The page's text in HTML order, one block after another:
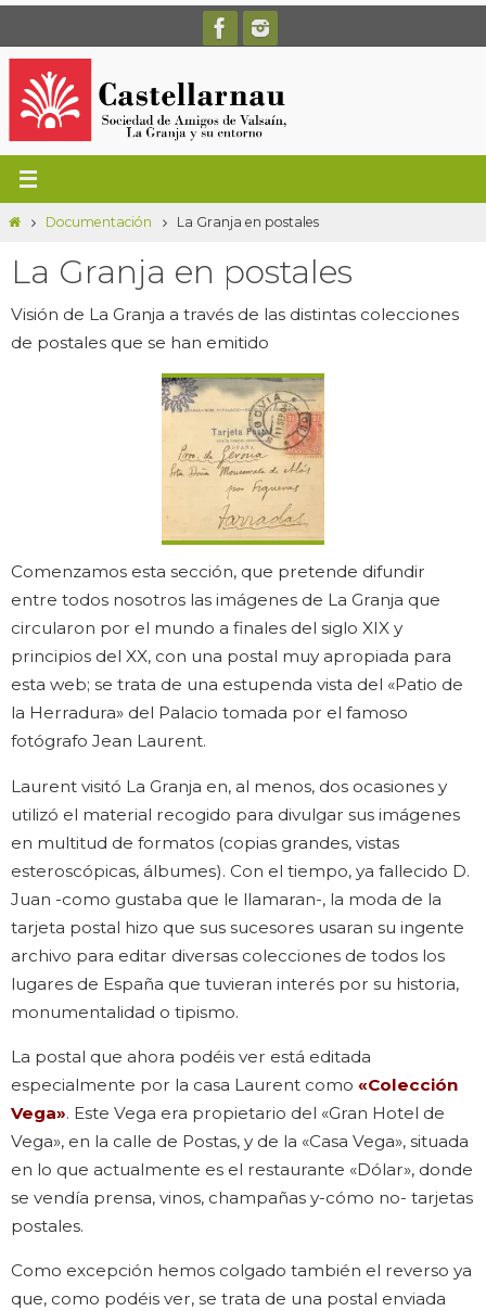
al
contenido
InicioDocumentación La Granja en postales
La Granja en postales
Visión de La Granja a través de las distintas colecciones
de postales que se han emitido
Comenzamos esta sección, que pretende difundir
entre todos nosotros las imágenes de La Granja que
circularon por el mundo a finales del siglo XIX y
principios del XX, con una postal muy apropiada para
esta web; se trata de una estupenda vista del «Patio de
la Herradura» del Palacio tomada por el famoso
fotógrafo Jean Laurent.
Laurent visitó La Granja en, al menos, dos ocasiones y
utilizó el material recogido para divulgar sus imágenes
en multitud de formatos (copias grandes, vistas
esteroscópicas, álbumes). Con el tiempo, ya fallecido D.
Juan -como gustaba que le llamaran-, la moda de la
tarjeta postal hizo que sus sucesores usaran su ingente
archivo para editar diversas colecciones de todos los
lugares de España que tuvieran interés por su historia,
monumentalidad o tipismo.
La postal que ahora podéis ver está editada
especialmente por la casa Laurent como «Colección
Vega». Este Vega era propietario del «Gran Hotel de
Vega», en la calle de Postas, y de la «Casa Vega», situada
en lo que actualmente es el restaurante «Dólar», donde
se vendía prensa, vinos, champañas y-cómo no- tarjetas
postales.
Como excepción hemos colgado también el reverso ya
que, como podéis ver, se trata de una postal enviada